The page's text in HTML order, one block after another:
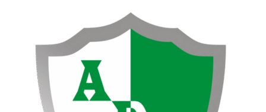
contenido